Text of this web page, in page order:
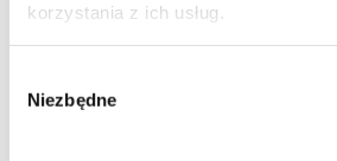
korzystania z ich usług.
zgody
Niezbędne